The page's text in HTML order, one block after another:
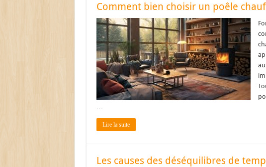
Comment bien choisir un poêle
…
Lire la suite
Les causes des déséquilibres de